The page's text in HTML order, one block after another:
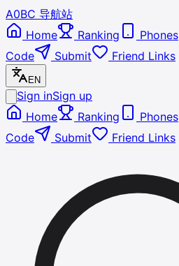
A0BC 导航站
Home
Ranking Phones
Code
Submit Friend Links
EN
Sign inSign up
Home
Ranking Phones
Code
Submit Friend Links